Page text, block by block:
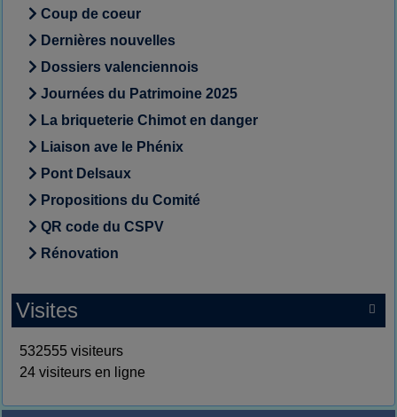
Coup de coeur
Dernières nouvelles
Dossiers valenciennois
Journées du Patrimoine 2025
La briqueterie Chimot en danger
Liaison ave le Phénix
Pont Delsaux
Propositions du Comité
QR code du CSPV
Rénovation

Visites
532555 visiteurs
24 visiteurs en ligne